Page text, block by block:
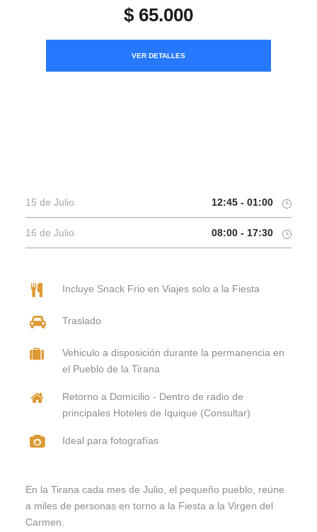
$ 65.000
VER DETALLES
15 de Julio 12:45 - 01:00
16 de Julio 08:00 - 17:30
Incluye Snack Frio en Viajes solo a la Fiesta
Traslado
Vehiculo a disposición durante la permanencia en
el Pueblo de la Tirana
Retorno a Domicilio - Dentro de radio de
principales Hoteles de Iquique (Consultar)
Ideal para fotografías
En la Tirana cada mes de Julio, el pequeño pueblo, reúne
a miles de personas en torno a la Fiesta a la Virgen del
Carmen.